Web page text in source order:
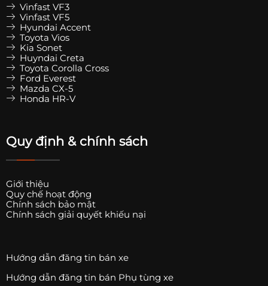
Vinfast VF3
Vinfast VF5
Hyundai Accent
Toyota Vios
Kia Sonet
Huyndai Creta
Toyota Corolla Cross
Ford Everest
Mazda CX-5
Honda HR-V
Quy định & chính sách
Giới thiệu
Quy chế hoạt động
Chính sách bảo mật
Chính sách giải quyết khiếu nại
Hướng dẫn đăng tin bán xe
Hướng dẫn đăng tin bán Phụ tùng xe